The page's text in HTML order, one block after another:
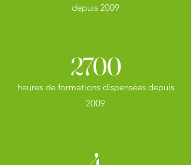
depuis 2009
2700
heures de formations dispensées depuis
2009